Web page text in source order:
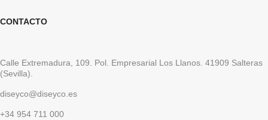
CONTACTO
Calle Extremadura, 109. Pol. Empresarial Los Llanos. 41909 Salteras
(Sevilla).
diseyco@diseyco.es
+34 954 711 000